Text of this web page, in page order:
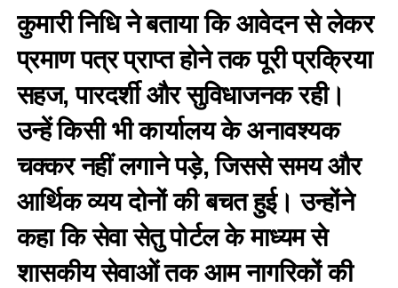
कुमारी निधि ने बताया कि आवेदन से लेकर
प्रमाण पत्र प्राप्त होने तक पूरी प्रक्रिया
सहज, पारदर्शी और सुविधाजनक रही।
उन्हें किसी भी कार्यालय के अनावश्यक
चक्कर नहीं लगाने पड़े, जिससे समय और
आर्थिक व्यय दोनों की बचत हुई। उन्होंने
कहा कि सेवा सेतु पोर्टल के माध्यम से
शासकीय सेवाओं तक आम नागरिकों की